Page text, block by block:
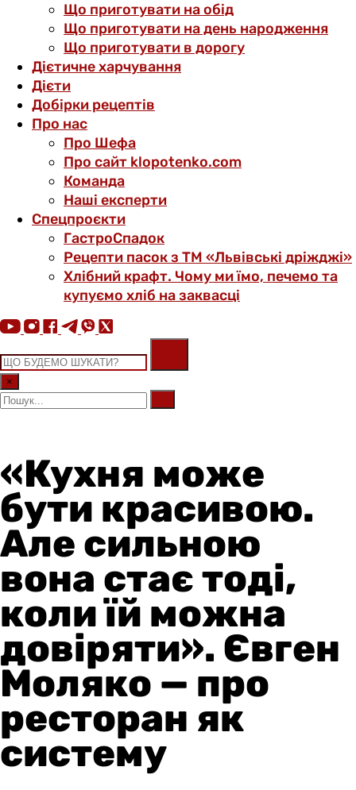
Що приготувати на обід
Що приготувати на день народження
Що приготувати в дорогу
Дієтичне харчування
Дієти
Добірки рецептів
Про нас
Про Шефа
Про сайт klopotenko.com
Команда
Наші експерти
Спецпроєкти
ГастроСпадок
Рецепти пасок з ТМ «Львівські дріжджі»
Хлібний крафт. Чому ми їмо, печемо та
купуємо хліб на заквасці
×
«Кухня може
бути красивою.
Але сильною
вона стає тоді,
коли їй можна
довіряти». Євген
Моляко — про
ресторан як
систему